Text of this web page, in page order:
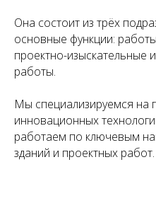
Она состоит из трёх
основные функции:
проектно-изыскательные
работы.
Мы специализируемся на
инновационных
работаем по ключевым
зданий и проектных работ.